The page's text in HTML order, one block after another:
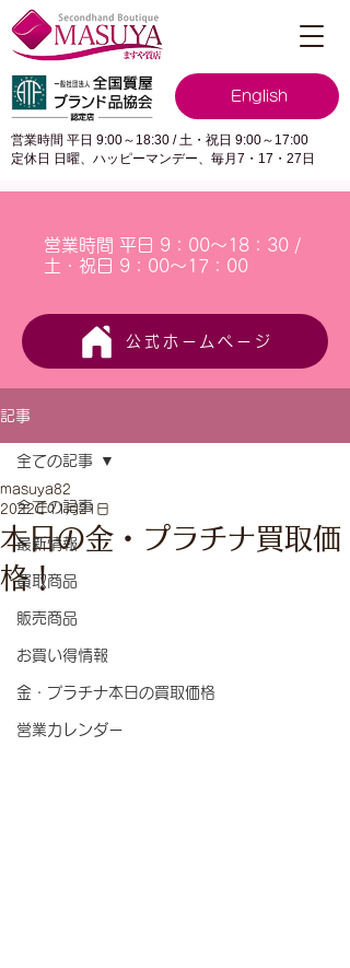
English
営業時間 平日 9:00～18:30 / 土・祝日 9:00～17:00
定休日 日曜、ハッピーマンデー、毎月7・17・27日
営業時間 平日 9：00～18：30 /
土・祝日 9：00～17：00
公式ホームページ
記事
全ての記事
最新情報
買取商品
販売商品
お買い得情報
金・プラチナ本日の買取価格
営業カレンダー
全ての記事
本日の金・プラチナ買取価
格！
masuya82
2022年11月21日